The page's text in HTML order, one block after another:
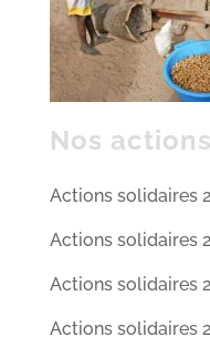
Nos
Actions solidaires
Actions solidaires
Actions solidaires
Actions solidaires